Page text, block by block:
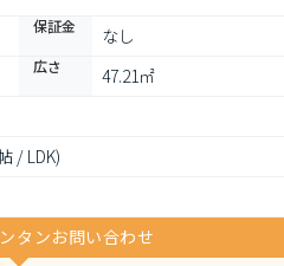
保証金 なし
広さ 47.21㎡
/ LDK)
タンお問い合わせ